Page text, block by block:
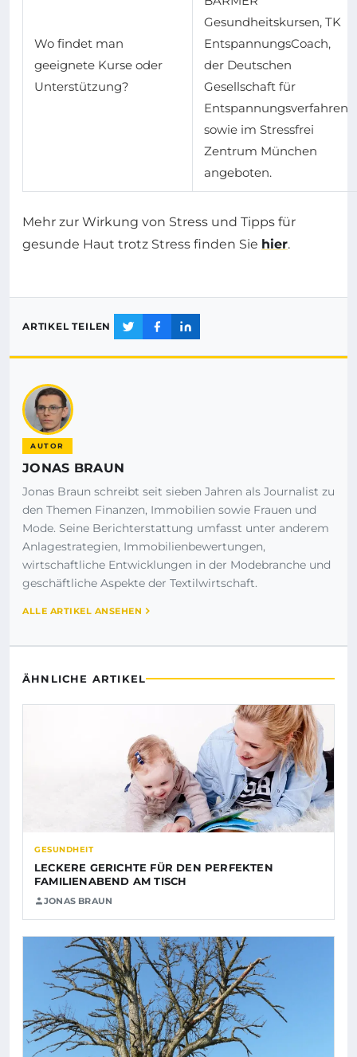
Wo findet man
geeignete Kurse oder
Unterstützung?
Gesundheitskursen, TK
EntspannungsCoach,
der Deutschen
Gesellschaft für
Entspannungsverfahren
sowie im Stressfrei
Zentrum München
angeboten.
Mehr zur Wirkung von Stress und Tipps für
gesunde Haut trotz Stress finden Sie hier.
ARTIKEL TEILEN
AUTOR
JONAS BRAUN
Jonas Braun schreibt seit sieben Jahren als Journalist zu
den Themen Finanzen, Immobilien sowie Frauen und
Mode. Seine Berichterstattung umfasst unter anderem
Anlagestrategien, Immobilienbewertungen,
wirtschaftliche Entwicklungen in der Modebranche und
geschäftliche Aspekte der Textilwirtschaft.
ALLE ARTIKEL ANSEHEN
ÄHNLICHE ARTIKEL
GESUNDHEIT
LECKERE GERICHTE FÜR DEN PERFEKTEN
FAMILIENABEND AM TISCH
JONAS BRAUN